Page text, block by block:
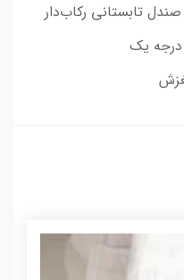
تابستانی رکاب‌دار
یک